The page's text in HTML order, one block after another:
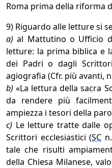
Roma prima della riforma
9) Riguardo alle letture si
a)al Mattutino o Ufficio
letture: la prima biblica e
dei Padri o dagli
agiografia (Cfr. più avanti,
b)«La lettura della sacra
da rendere più
ampiezza i tesori della
c) Le letture tratte dalle
Scrittori ecclesiastici (SC
tale che risulti
della Chiesa Milanese,